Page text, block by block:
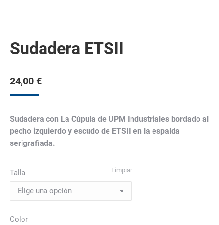
Sudadera ETSII
24,00 €
Sudadera con La Cúpula de UPM Industriales bordado al
pecho izquierdo y escudo de ETSII en la espalda
serigrafiada.
Talla
Color
Limpiar